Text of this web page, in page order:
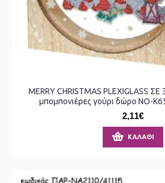
MERRY CHRISTMAS PLEXIGLASS
μπομπονιέρες γούρι δώρο ΝΟ-
2,11€
ΚΑΛΆΘΙ